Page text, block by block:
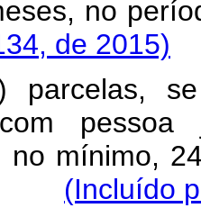
no
de 2015)
parcelas,
com
no mínimo,
(Incluído